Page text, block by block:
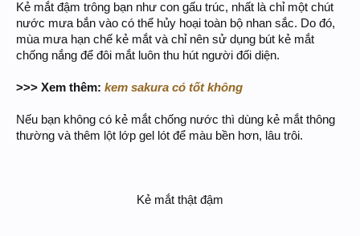
Kẻ mắt đậm trông bạn như con gấu trúc, nhất là chỉ một chút
nước mưa bắn vào có thể hủy hoại toàn bộ nhan sắc. Do đó,
mùa mưa hạn chế kẻ mắt và chỉ nên sử dụng bút kẻ mắt
chống nắng để đôi mắt luôn thu hút người đối diện.
>>> Xem thêm: kem sakura có tốt không
Nếu bạn không có kẻ mắt chống nước thì dùng kẻ mắt thông
thường và thêm lột lớp gel lót để màu bền hơn, lâu trôi.
Kẻ mắt thật đậm​